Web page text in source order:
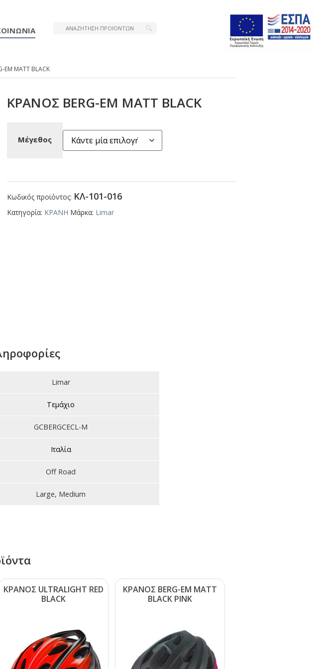
ΕΜ ΜΑΤΤ ΒLΑCΚ
ΚΡΑΝΟΣ ΒΕRG-ΕΜ ΜΑΤΤ ΒLΑCΚ
Μέγεθος
Κωδικός προϊόντος: ΚΛ-101-016
Κατηγορία: ΚΡΑΝΗ Μάρκα: Limar
Limar
Τεμάχιο
GCBERGCECL-M
Ιταλία
Off Road
Large, Medium
ΚΡΑΝΟΣ ULΤRΑLΙGΗΤ RΕD
ΒLΑCΚ
ΚΡΑΝΟΣ ΒΕRG-ΕΜ ΜΑΤΤ
ΒLΑCΚ ΡΙΝΚ